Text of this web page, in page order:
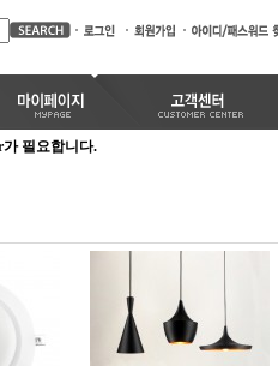
가 필요합니다.